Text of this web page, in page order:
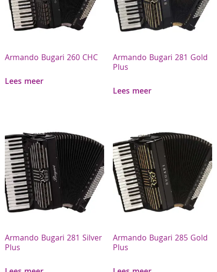
Armando Bugari 260 CHC
Lees meer
Armando Bugari 281 Gold
Plus
Lees meer
Armando Bugari 281 Silver
Plus
Armando Bugari 285 Gold
Plus